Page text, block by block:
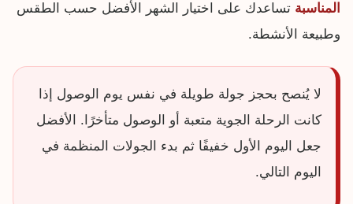
المناسبة تساعدك على اختيار الشهر الأفضل حسب الطقس
وطبيعة الأنشطة.
لا يُنصح بحجز جولة طويلة في نفس يوم الوصول إذا
كانت الرحلة الجوية متعبة أو الوصول متأخرًا. الأفضل
جعل اليوم الأول خفيفًا ثم بدء الجولات المنظمة في
اليوم التالي.